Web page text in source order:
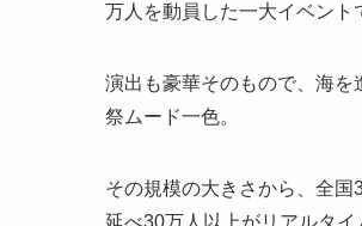
万人を動員した一大イベント
演出も豪華そのもので、海
祭ムード一色。
その規模の大きさから、全国